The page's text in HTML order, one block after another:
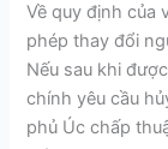
Về quy định của
phép thay đổi
Nếu sau khi
chính yêu cầu
phủ Úc chấp